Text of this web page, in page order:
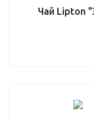
Чай Lipton